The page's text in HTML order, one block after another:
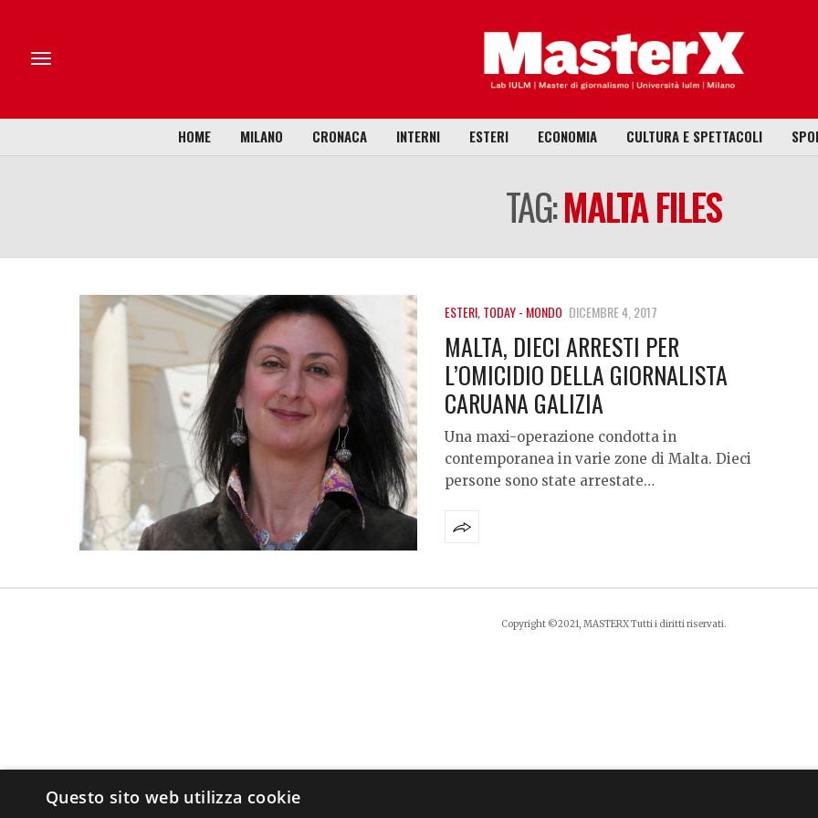
HOME MILANO CRONACA INTERNI ESTERI ECONOMIA CULTURA E SPETTACOLI
TAG:MALTA FILES
ESTERI,TODAY - MONDO DICEMBRE 4, 2017
MALTA, DIECI ARRESTI PER
L’OMICIDIO DELLA GIORNALISTA
CARUANA GALIZIA
Una maxi-operazione condotta in
contemporanea in varie zone di Malta. Dieci
persone sono state arrestate…
Copyright ©2021, MASTERX Tutti i diritti riservati.
Questo sito web utilizza cookie